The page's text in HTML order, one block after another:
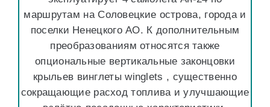
маршрутам на Соловецкие острова, города и
поселки Ненецкого АО. К дополнительным
преобразованиям относятся также
опциональные вертикальные законцовки
крыльев винглеты winglets , существенно
сокращающие расход топлива и улучшающие